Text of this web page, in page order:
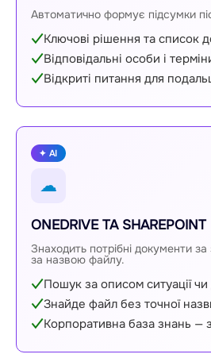
Автоматично формує підсумки
Ключові рішення та список
Відповідальні особи і
Відкриті питання для
✦ AI
☁
ONEDRIVE ТА SHAREPOINT
Знаходить потрібні документи
за назвою файлу.
Пошук за описом ситуації чи
Знайде файл без точної
Корпоративна база знань —